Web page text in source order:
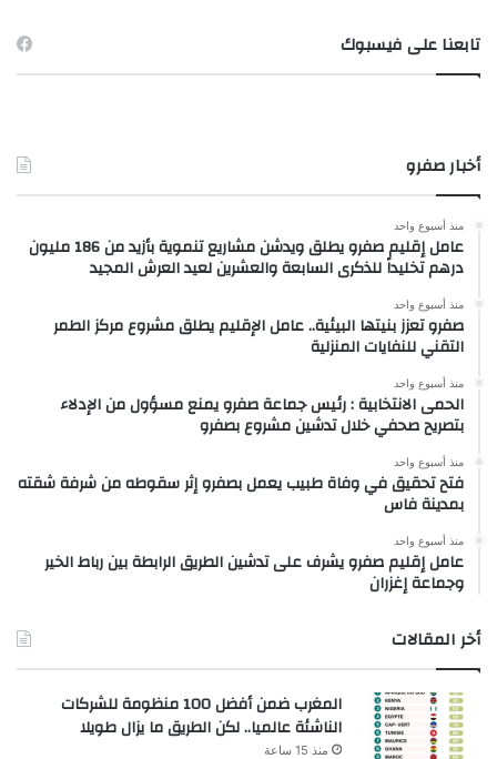
تابعنا على فيسبوك
أخبار صفرو
منذ أسبوع واحد
عامل إقليم صفرو يطلق ويدشن مشاريع تنموية بأزيد من 186 مليون
درهم تخليداً للذكرى السابعة والعشرين لعيد العرش المجيد
منذ أسبوع واحد
صفرو تعزز بنيتها البيئية.. عامل الإقليم يطلق مشروع مركز الطمر
التقني للنفايات المنزلية
منذ أسبوع واحد
الحمى الانتخابية : رئيس جماعة صفرو يمنع مسؤول من الإدلاء
بتصريح صحفي خلال تدشين مشروع بصفرو
منذ أسبوع واحد
فتح تحقيق في وفاة طبيب يعمل بصفرو إثر سقوطه من شرفة شقته
بمدينة فاس
منذ أسبوع واحد
عامل إقليم صفرو يشرف على تدشين الطريق الرابطة بين رباط الخير
وجماعة إغزران
أخر المقالات
المغرب ضمن أفضل 100 منظومة للشركات
الناشئة عالميا.. لكن الطريق ما يزال طويلا
منذ 15 ساعة